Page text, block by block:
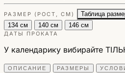
РАЗМЕР (РОСТ, СМ)
Таблица
134 см
140 см 146 см
ДАТЫ ПРОКАТА
У календарику вибирайте
ОПИСАНИЕ РАЗМЕРЫ